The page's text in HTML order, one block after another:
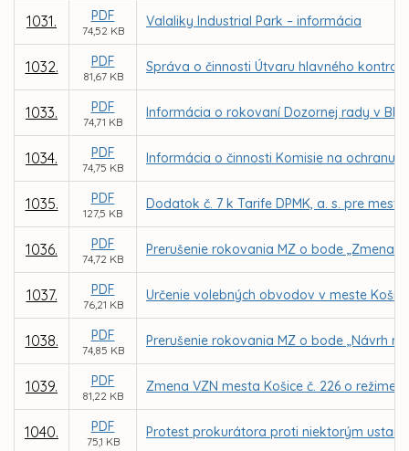
1031. PDF
74,52 KB
Valaliky Industrial Park – informácia
1032. PDF
81,67 KB
Správa o činnosti Útvaru hlavného
1033. PDF
74,71 KB
Informácia o rokovaní Dozornej rady v
1034. PDF
74,75 KB
Informácia o činnosti Komisie na ochranu
1035. PDF
127,5 KB
Dodatok č. 7 k Tarife DPMK, a. s. pre
1036. PDF
74,72 KB
Prerušenie rokovania MZ o bode „Zmena
1037. PDF
76,21 KB
Určenie volebných obvodov v meste
1038. PDF
74,85 KB
Prerušenie rokovania MZ o bode „Návrh
1039. PDF
81,22 KB
Zmena VZN mesta Košice č. 226 o režime
1040. PDF
75,1 KB
Protest prokurátora proti niektorým